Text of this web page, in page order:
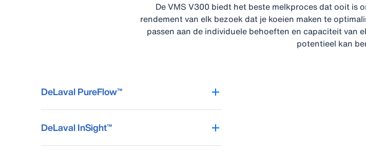
De VMS V300 biedt het beste melkproces dat ooit is
rendement van elk bezoek dat je koeien maken te
passen aan de individuele behoeften en capaciteit van
potentieel kan
DeLaval PureFlow™
DeLaval InSight™